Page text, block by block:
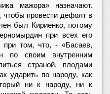
мажора» назначают.
чтобы провести дефолт в
был Кириенко, потому
при всех его
при том, что, - «Басаев,
по своим внутренним
страной, плодами
ударить по народу, как
ни к народу, ни к